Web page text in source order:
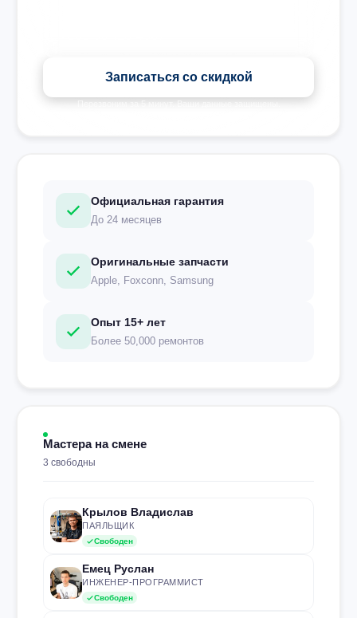
Записаться со скидкой
Перезвоним за 5 минут. Ваши данные защищены.
Официальная гарантия
До 24 месяцев
Оригинальные запчасти
Apple, Foxconn, Samsung
Опыт 15+ лет
Более 50,000 ремонтов
Мастера на смене
3 свободны
Крылов Владислав
ПАЯЛЬЩИК
Свободен
Емец Руслан
ИНЖЕНЕР-ПРОГРАММИСТ
Свободен